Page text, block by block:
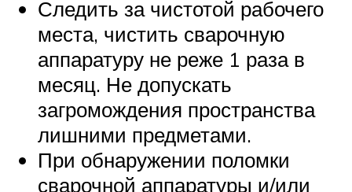
Следить за чистотой рабочего
места, чистить сварочную
аппаратуру не реже 1 раза в
месяц. Не допускать
загромождения пространства
лишними предметами.
При обнаружении поломки
сварочной аппаратуры и/или